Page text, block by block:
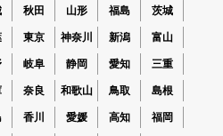
秋田 山形 福島 茨城
東京 神奈川 新潟 富山
岐阜 静岡 愛知 三重
奈良 和歌山 鳥取 島根
香川 愛媛 高知 福岡